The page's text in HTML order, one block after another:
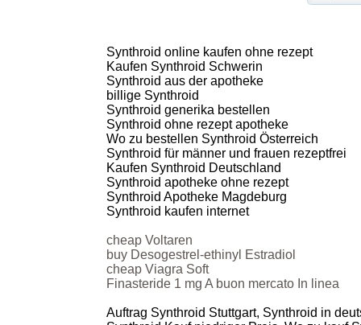
Synthroid online kaufen ohne rezept
Kaufen Synthroid Schwerin
Synthroid aus der apotheke
billige Synthroid
Synthroid generika bestellen
Synthroid ohne rezept apotheke
Wo zu bestellen Synthroid Österreich
Synthroid für männer und frauen rezeptfrei
Kaufen Synthroid Deutschland
Synthroid apotheke ohne rezept
Synthroid Apotheke Magdeburg
Synthroid kaufen internet
cheap Voltaren
buy Desogestrel-ethinyl Estradiol
cheap Viagra Soft
Finasteride 1 mg A buon mercato In linea
Auftrag Synthroid Stuttgart, Synthroid in